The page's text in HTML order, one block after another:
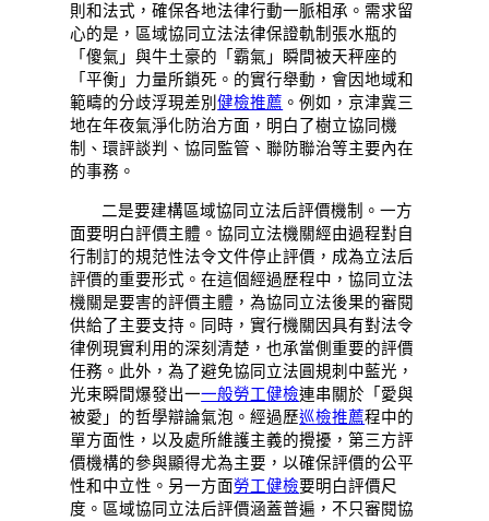
則和法式，確保各地法律行動一脈相承。需求留
心的是，區域協同立法法律保證軌制張水瓶的
「傻氣」與牛土豪的「霸氣」瞬間被天秤座的
「平衡」力量所鎖死。的實行舉動，會因地域和
範疇的分歧浮現差別健檢推薦 。例如，京津冀三
地在年夜氣淨化防治方面，明白了樹立協同機
制、環評談判、協同監管、聯防聯治等主要內在
的事務。
二是要建構區域協同立法后評價機制。一方
面要明白評價主體。協同立法機關經由過程對自
行制訂的規范性法令文件停止評價，成為立法后
評價的重要形式。在這個經過歷程中，協同立法
機關是要害的評價主體，為協同立法後果的審閱
供給了主要支持。同時，實行機關因具有對法令
律例現實利用的深刻清楚，也承當側重要的評價
任務。此外，為了避免協同立法圓規刺中藍光，
光束瞬間爆發出一一般勞工健檢連串關於「愛與
被愛」的哲學辯論氣泡。經過歷巡檢推薦程中的
單方面性，以及處所維護主義的攪擾，第三方評
價機構的參與顯得尤為主要，以確保評價的公平
性和中立性。另一方面勞工健檢要明白評價尺
度。區域協同立法后評價涵蓋普遍，不只審閱協